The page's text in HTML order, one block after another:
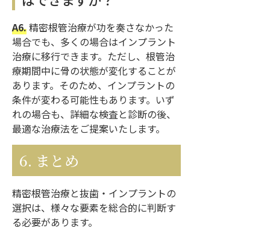
A6.精密根管治療が功を奏さなかった
場合でも、多くの場合はインプラント
治療に移行できます。ただし、根管治
療期間中に骨の状態が変化することが
あります。そのため、インプラントの
条件が変わる可能性もあります。いず
れの場合も、詳細な検査と診断の後、
最適な治療法をご提案いたします。
6. まとめ
精密根管治療と抜歯・インプラントの
選択は、様々な要素を総合的に判断す
る必要があります。